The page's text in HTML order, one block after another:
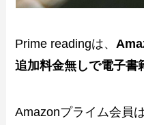
Prime readingは、
追加料金無しで電子書
Amazonプライム会員